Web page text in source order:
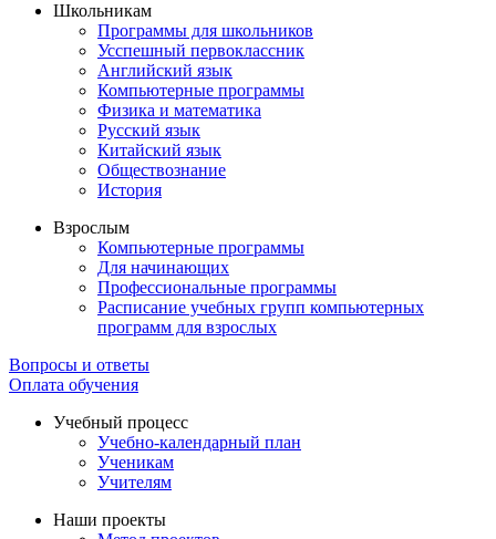
Школьникам
Программы для школьников
Усспешный первоклассник
Английский язык
Компьютерные программы
Физика и математика
Русский язык
Китайский язык
Обществознание
История
Взрослым
Компьютерные программы
Для начинающих
Профессиональные программы
Расписание учебных групп компьютерных
программ для взрослых
Вопросы и ответы
Оплата обучения
Учебный процесс
Учебно-календарный план
Ученикам
Учителям
Наши проекты